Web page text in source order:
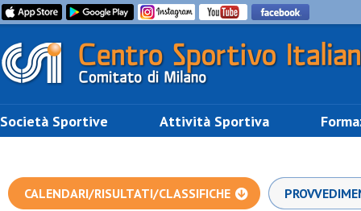
Società Sportive Attività Sportiva
CALENDARI/RISULTATI/CLASSIFICHE